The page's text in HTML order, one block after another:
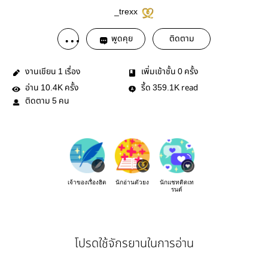
_trexx
พูดคุย ติดตาม
งานเขียน 1 เรื่อง เพิ่มเข้าชั้น 0 ครั้ง
อ่าน 10.4K ครั้ง รี้ด 359.1K read
ติดตาม 5 คน
เจ้าของเรื่องฮิต นักอ่านตัวยง
นักแชทติดเท
รนด์
โปรดใช้จักรยานในการอ่าน